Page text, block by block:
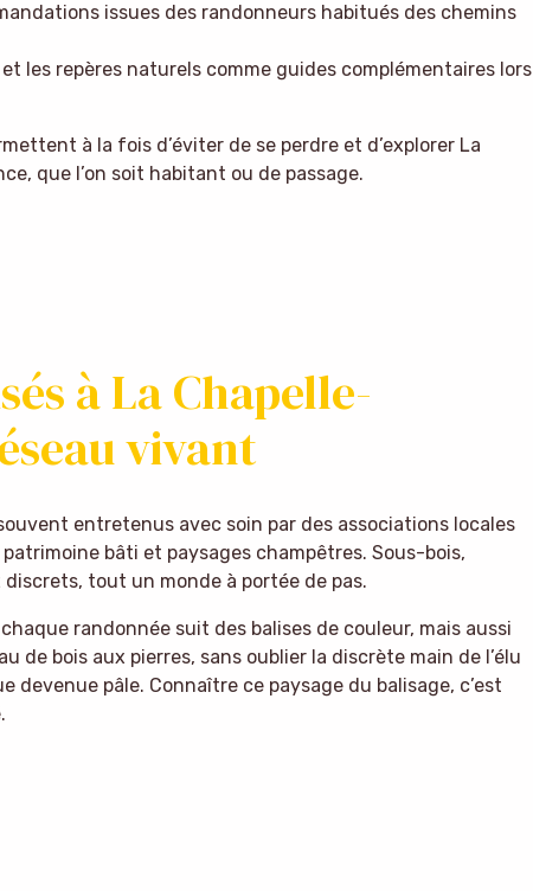
issues des randonneurs habitués des chemins
les repères naturels comme guides complémentaires lors
à la fois d’éviter de se perdre et d’explorer La
que l’on soit habitant ou de passage.
à La Chapelle-
vivant
entretenus avec soin par des associations locales
bâti et paysages champêtres. Sous-bois,
tout un monde à portée de pas.
randonnée suit des balises de couleur, mais aussi
de bois aux pierres, sans oublier la discrète main de l’élu
pâle. Connaître ce paysage du balisage, c’est